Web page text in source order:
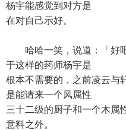
杨宇能感觉到对方是
在对自己示好。
哈哈一笑，说道：「好
于这样的药师杨宇是
根本不需要的，之前凌云与
是能请来一个风属性
三十二级的厨子和一个木属
意料之外。